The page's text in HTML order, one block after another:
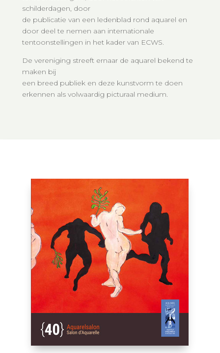
tentoonstellingen , door het inrichten van
schilderdagen, door
de publicatie van een ledenblad rond aquarel en
door deel te nemen aan internationale
De vereniging streeft ernaar de aquarel bekend te
maken bij
een breed publiek en deze kunstvorm te doen